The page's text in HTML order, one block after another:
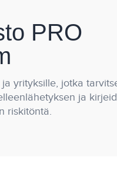
PRO
yrityksille, jotka
ja
riskitöntä.